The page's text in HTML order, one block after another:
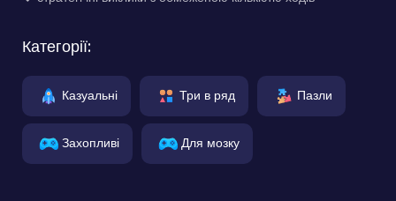
Категорії:
Казуальні Три в ряд Пазли
Захопливі Для мозку